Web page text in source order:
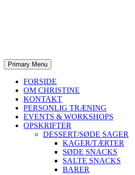
Primary Menu
FORSIDE
OM CHRISTINE
KONTAKT
PERSONLIG TRÆNING
EVENTS & WORKSHOPS
OPSKRIFTER
DESSERT/SØDE SAGER
KAGER/TÆRTER
SØDE SNACKS
SALTE SNACKS
BARER